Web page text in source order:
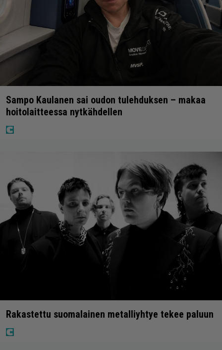
Sampo Kaulanen sai oudon tulehduksen – makaa
hoitolaitteessa nytkähdellen
Rakastettu suomalainen metalliyhtye tekee paluun